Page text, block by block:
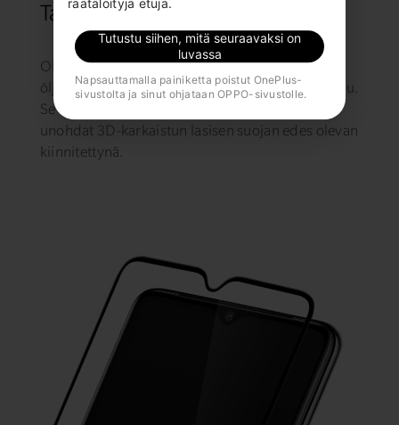
Tahrankestävä ja sileä
Oleofobinen pinnoite pitää sormenjälkien lian ja
öljyn loitolla ja varmistaa, ettei laitteesi tahraannu.
Se on yhtä sileä kuin OnePlus 7T oma näyttö:
unohdat 3D-karkaistun lasisen suojan edes olevan
kiinnitettynä.
räätälöityjä etuja.
Tutustu siihen, mitä seuraavaksi on
luvassa
Napsauttamalla painiketta poistut OnePlus-
sivustolta ja sinut ohjataan OPPO-sivustolle.